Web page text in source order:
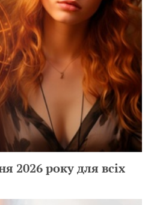
2026 року для всіх